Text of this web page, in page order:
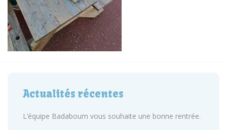
Actualités récentes
L’équipe Badaboum vous souhaite une bonne rentrée.